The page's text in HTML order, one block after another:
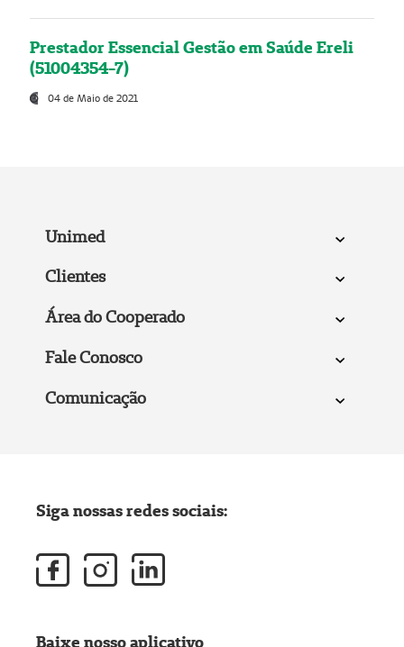
Prestador Essencial Gestão em Saúde Ereli
(51004354-7)
04 de Maio de 2021
Unimed
Clientes
Área do Cooperado
Fale Conosco
Comunicação
Siga nossas redes sociais:
Baixe nosso aplicativo